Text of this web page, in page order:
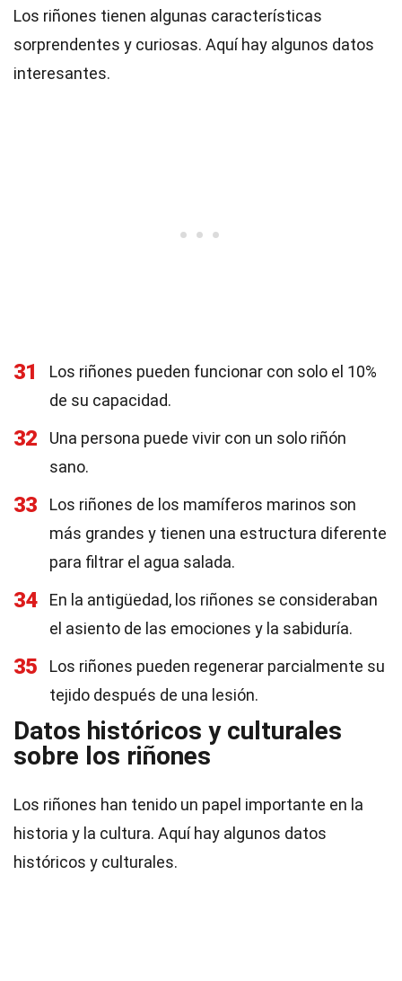
Los riñones tienen algunas características
sorprendentes y curiosas. Aquí hay algunos datos
interesantes.
31
Los riñones pueden funcionar con solo el 10%
de su capacidad.
32
Una persona puede vivir con un solo riñón
sano.
33
Los riñones de los mamíferos marinos son
más grandes y tienen una estructura diferente
para filtrar el agua salada.
34
En la antigüedad, los riñones se consideraban
el asiento de las emociones y la sabiduría.
35
Los riñones pueden regenerar parcialmente su
tejido después de una lesión.
Datos históricos y culturales
sobre los riñones
Los riñones han tenido un papel importante en la
historia y la cultura. Aquí hay algunos datos
históricos y culturales.